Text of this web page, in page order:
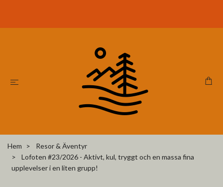
Hem
Resor & Äventyr
Lofoten #23/2026 - Aktivt, kul, tryggt och en massa fina
upplevelser i en liten grupp!